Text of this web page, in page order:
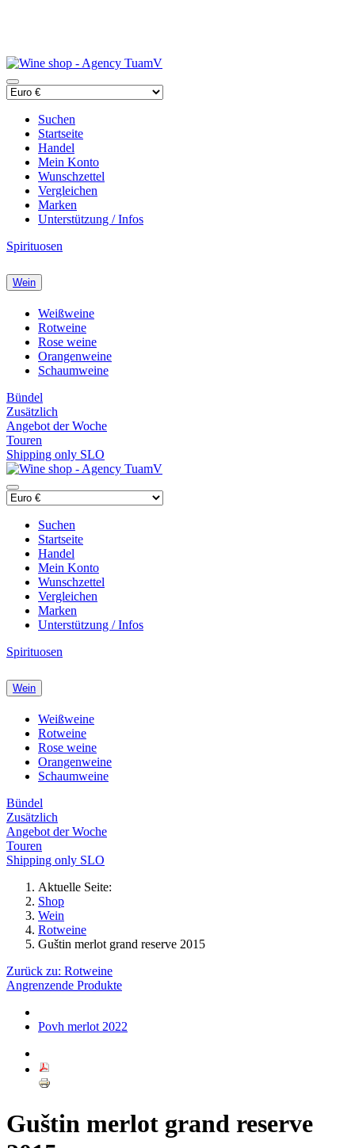
Suchen
Startseite
Handel
Mein Konto
Wunschzettel
Vergleichen
Marken
Unterstützung / Infos
Spirituosen
Wein
Weißweine
Rotweine
Rose weine
Orangenweine
Schaumweine
Bündel
Zusätzlich
Angebot der Woche
Touren
Shipping only SLO
Suchen
Startseite
Handel
Mein Konto
Wunschzettel
Vergleichen
Marken
Unterstützung / Infos
Spirituosen
Wein
Weißweine
Rotweine
Rose weine
Orangenweine
Schaumweine
Bündel
Zusätzlich
Angebot der Woche
Touren
Shipping only SLO
Aktuelle Seite:
Shop
Wein
Rotweine
Guštin merlot grand reserve 2015
Zurück zu: Rotweine
Angrenzende Produkte
Povh merlot 2022
Guštin merlot grand reserve